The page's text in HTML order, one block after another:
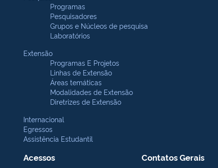
Programas
Pesquisadores
Grupos e Núcleos de pesquisa
Laboratórios
Extensão
Programas E Projetos
Linhas de Extensão
Áreas temáticas
Modalidades de Extensão
Diretrizes de Extensão
Internacional
Egressos
Assistência Estudantil
Acessos Contatos Gerais